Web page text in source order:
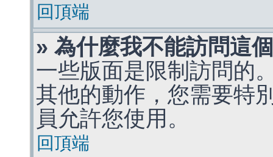
回頂端
» 為什麼我不能訪問這
一些版面是限制訪問的
其他的動作，您需要特
員允許您使用。
回頂端